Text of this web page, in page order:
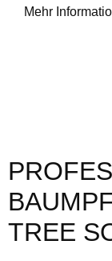
Mehr
TREE